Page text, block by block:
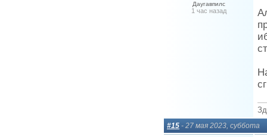
Даугавпилс
1 час назад
#15 - 27 мая 2023, суббота